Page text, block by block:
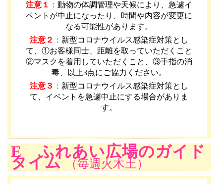
注意１ ：動物の体調管理や天候により、急遽イ
ベントが中止になったり、時間や内容が変更に
なる可能性があります。
注意２ ： 新型コロナウイルス感染症対策とし
て、①お客様同士、距離を取っていただくこと
②マスクを着用していただくこと、③手指の消
毒、以上3点にご協力ください。
注意３ ： 新型コロナウイルス感染症対策とし
て、イベントを急遽中止にする場合がありま
す。
E ふれあい広場のガイド
タイム （毎週火木土）